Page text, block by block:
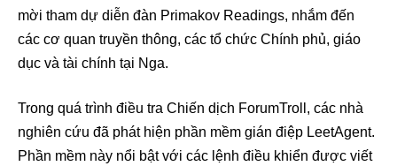
mời tham dự diễn đàn Primakov Readings, nhắm đến
các cơ quan truyền thông, các tổ chức Chính phủ, giáo
dục và tài chính tại Nga.
Trong quá trình điều tra Chiến dịch ForumTroll, các nhà
nghiên cứu đã phát hiện phần mềm gián điệp LeetAgent.
Phần mềm này nổi bật với các lệnh điều khiển được viết